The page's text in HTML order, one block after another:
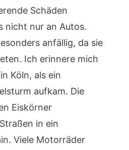
Schäden
nicht nur an Autos.
anfällig, da sie
Ich erinnere mich
Köln, als ein
aufkam. Die
Eiskörner
in ein
Viele Motorräder